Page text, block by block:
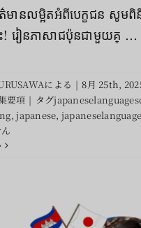
មានលម្អិតអំពីបេក្ខជន សូមពិ
! រៀនភាសាជប៉ុនជាមួយគ្ ...
による | 8月 25th,
要項 | タグ
,japanese, japaneselanguage
ណែនាំអំពីសាលាភាសាជប៉ុន（
の案内）
日本語学校 募集要項